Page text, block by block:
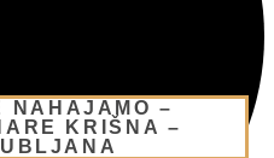
NAHAJAMO –
KRIŠNA –